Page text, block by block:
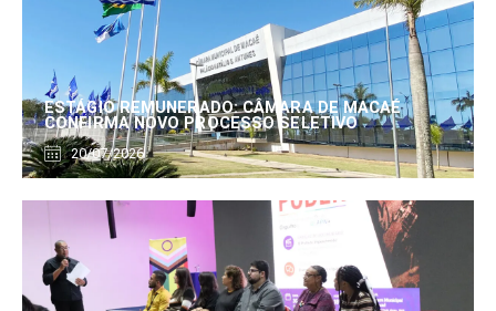
ESTÁGIO REMUNERADO: CÂMARA DE MACAÉ
CONFIRMA NOVO PROCESSO SELETIVO
20/07/2026